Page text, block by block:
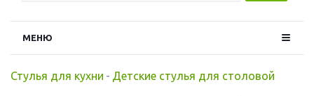
МЕНЮ
Стулья для кухни - Детские стулья для столовой